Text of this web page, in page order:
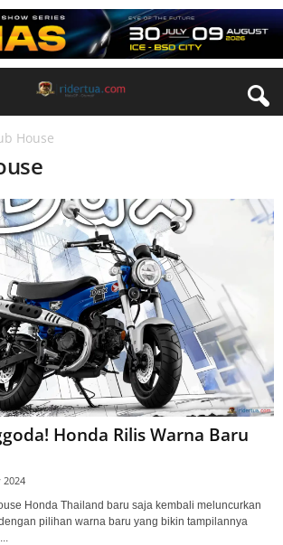
House
Honda Rilis Warna Baru
2024
Honda Thailand baru saja kembali meluncurkan
pilihan warna baru yang bikin tampilannya